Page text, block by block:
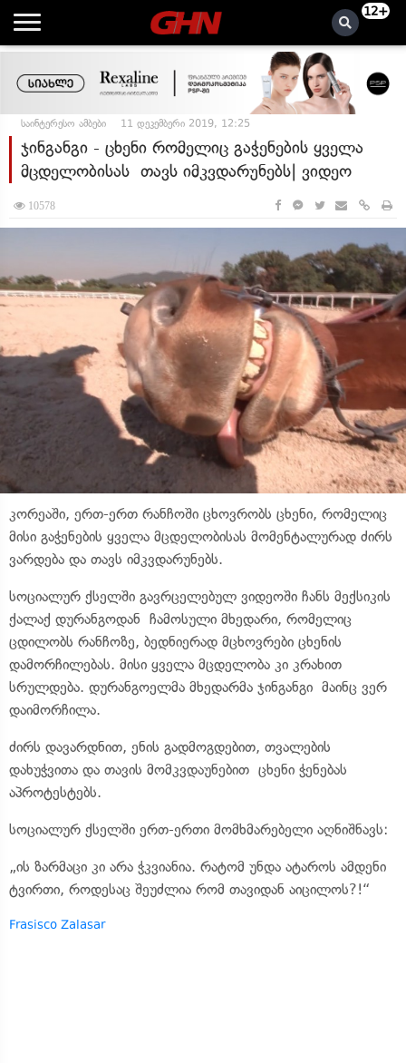
12+
საინტერესო ამბები 11 დეკემბერი 2019, 12:25
ჯინგანგი - ცხენი რომელიც გაჭენების ყველა
მცდელობისას თავს იმკვდარუნებს| ვიდეო
10578
კორეაში, ერთ-ერთ რანჩოში ცხოვრობს ცხენი, რომელიც
მისი გაჭენების ყველა მცდელობისას მომენტალურად ძირს
ვარდება და თავს იმკვდარუნებს.
სოციალურ ქსელში გავრცელებულ ვიდეოში ჩანს მექსიკის
ქალაქ დურანგოდან ჩამოსული მხედარი, რომელიც
ცდილობს რანჩოზე, ბედნიერად მცხოვრები ცხენის
დამორჩილებას. მისი ყველა მცდელობა კი კრახით
სრულდება.​ დურანგოელმა მხედარმა ჯინგანგი მაინც ვერ
დაიმორჩილა.
ძირს დავარდნით, ენის გადმოგდებით, თვალების
დახუჭვითა და თავის მომკვდაუნებით ცხენი ჭენებას
აპროტესტებს.
სოციალურ ქსელში ერთ-ერთი მომხმარებელი აღნიშნავს:
„ის ზარმაცი კი არა ჭკვიანია. რატომ უნდა ატაროს ამდენი
ტვირთი, როდესაც შეუძლია რომ თავიდან აიცილოს?!“
Frasisco Zalasar